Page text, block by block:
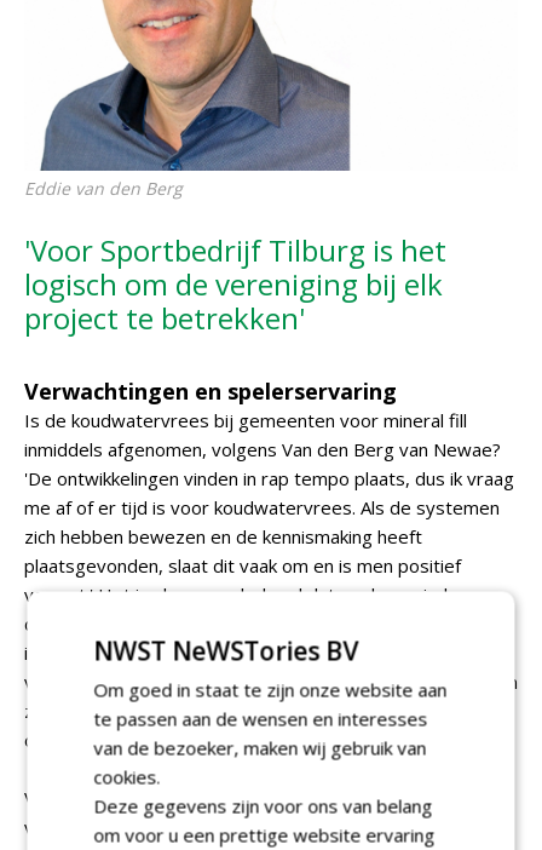
Eddie van den Berg
'Voor Sportbedrijf Tilburg is het
logisch om de vereniging bij elk
project te betrekken'
Verwachtingen en spelerservaring
Is de koudwatervrees bij gemeenten voor mineral fill
inmiddels afgenomen, volgens Van den Berg van Newae?
'De ontwikkelingen vinden in rap tempo plaats, dus ik vraag
me af of er tijd is voor koudwatervrees. Als de systemen
zich hebben bewezen en de kennismaking heeft
plaatsgevonden, slaat dit vaak om en is men positief
verrast.' Het is algemeen bekend dat spelers minder
demping en meer hardheid ervaren dan bij met SBR-infill
ingestrooide kunstgrasvelden. Van den Berg en Pleizier
verklaren unaniem: 'Spelerservaring is niet objectief, testen
zijn dat wel. En de goedgekeurde mineral fill-systemen die
op de Sportproductenlijst staan, hebben zich bewezen.'
Voor Sportbedrijf Tilburg is het een logische stap om de
vereniging bij elk project te betrekken. Voor mineral fill-
NWST NeWSTories BV
Om goed in staat te zijn onze website aan
te passen aan de wensen en interesses
van de bezoeker, maken wij gebruik van
cookies.
Deze gegevens zijn voor ons van belang
om voor u een prettige website ervaring